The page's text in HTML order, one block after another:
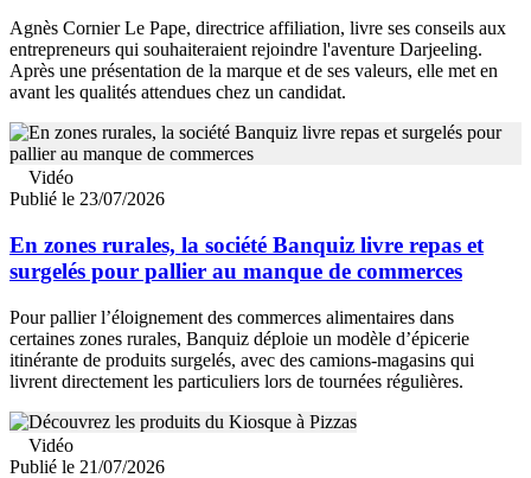
Agnès Cornier Le Pape, directrice affiliation, livre ses conseils aux
entrepreneurs qui souhaiteraient rejoindre l'aventure Darjeeling.
Après une présentation de la marque et de ses valeurs, elle met en
avant les qualités attendues chez un candidat.
Vidéo
Publié le 23/07/2026
En zones rurales, la société Banquiz livre repas et
surgelés pour pallier au manque de commerces
Pour pallier l’éloignement des commerces alimentaires dans
certaines zones rurales, Banquiz déploie un modèle d’épicerie
itinérante de produits surgelés, avec des camions-magasins qui
livrent directement les particuliers lors de tournées régulières.
Vidéo
Publié le 21/07/2026